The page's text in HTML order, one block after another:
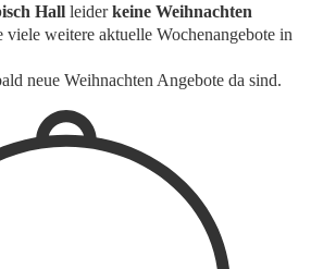
Hall leiderkeine Weihnachten
viele weitere aktuelle Wochenangebote in
neue Weihnachten Angebote da sind.